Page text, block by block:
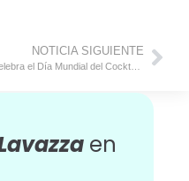
NOTICIA SIGUIENTE
Celebra el Día Mundial del Cocktail con el Exclusivo Coffee-Mule de Lavazza
en